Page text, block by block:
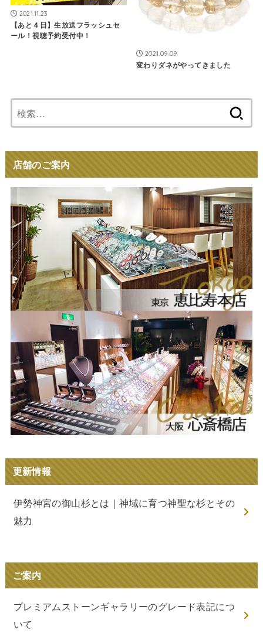
2021.11.23
【あと４日】生放送フラッシュセ
ール！視聴予約受付中！
2021.09.09
変わりダネがやってきました
索:
店舗のご案内
更新情報
伊勢神宮の御山杉とは｜神域に育つ神聖な杉とその
魅力
ご案内
プレミアムストーンギャラリーのグレード表記につ
いて